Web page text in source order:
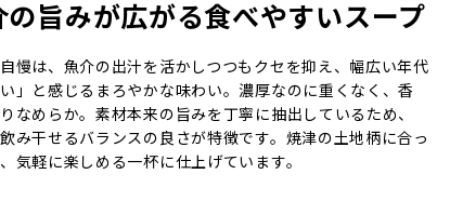
の旨みが広がる食べやすいスープ
慢は、魚介の出汁を活かしつつもクセを抑え、幅広い年代
」と感じるまろやかな味わい。濃厚なのに重くなく、香
なめらか。素材本来の旨みを丁寧に抽出しているため、
み干せるバランスの良さが特徴です。焼津の土地柄に合っ
気軽に楽しめる一杯に仕上げています。